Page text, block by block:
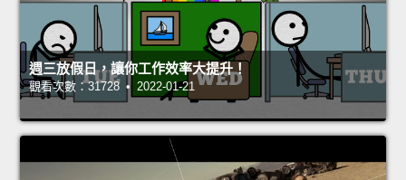
週三放假日，讓你工作效率大提升！
觀看次數：31728 • 2022-01-21